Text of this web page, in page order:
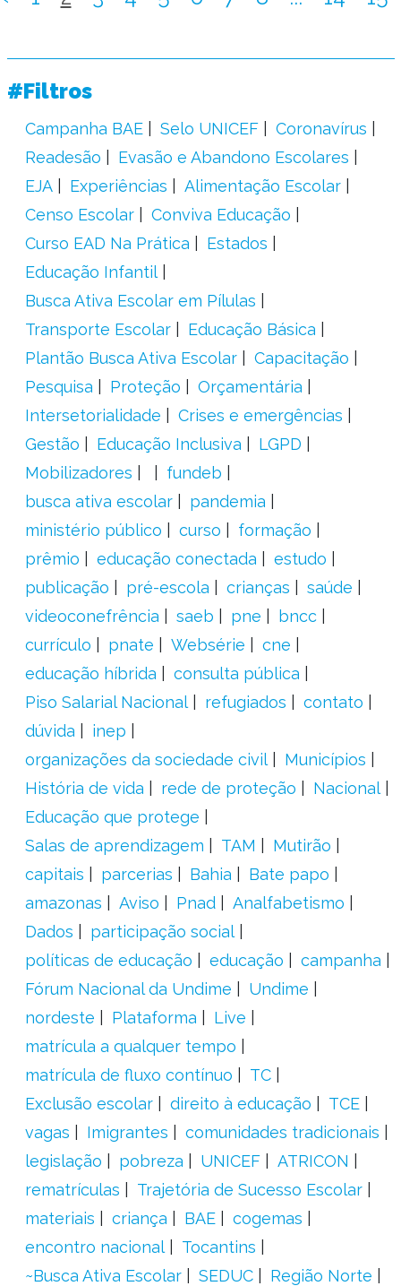
#Filtros
Campanha BAE Selo UNICEF
Coronavírus
Readesão
Evasão e Abandono Escolares
EJA
Experiências
Alimentação Escolar
Censo Escolar
Conviva Educação
Curso EAD Na Prática
Estados
Educação Infantil
Busca Ativa Escolar em Pílulas
Transporte Escolar
Educação Básica
Plantão Busca Ativa Escolar
Capacitação
Pesquisa
Proteção
Orçamentária
Intersetorialidade
Crises e emergências
Gestão
Educação Inclusiva
LGPD
Mobilizadores
fundeb
busca ativa escolar
pandemia
ministério público
curso
formação
prêmio
educação conectada
estudo
publicação
pré-escola crianças
saúde
videoconefrência
saeb pne
bncc
currículo
pnate Websérie
cne
educação híbrida
consulta pública
Piso Salarial Nacional
refugiados
contato
dúvida
inep
organizações da sociedade civil
Municípios
História de vida
rede de proteção
Nacional
Educação que protege
Salas de aprendizagem
TAM
Mutirão
capitais
parcerias Bahia
Bate papo
amazonas
Aviso Pnad
Analfabetismo
Dados
participação social
políticas de educação
educação
campanha
Fórum Nacional da Undime
Undime
nordeste
Plataforma
Live
matrícula a qualquer tempo
matrícula de fluxo contínuo
TC
Exclusão escolar
direito à educação
TCE
vagas
Imigrantes
comunidades tradicionais
legislação
pobreza UNICEF
ATRICON
rematrículas
Trajetória de Sucesso Escolar
materiais
criança BAE
cogemas
encontro nacional
Tocantins
~Busca Ativa Escolar
SEDUC
Região Norte